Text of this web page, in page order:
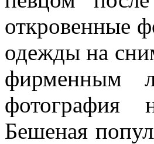
откровенные
одежды на
фирменным
фотография
Бешеная